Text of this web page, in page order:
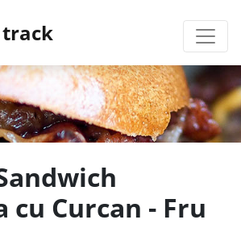
cu Curcan - Fru